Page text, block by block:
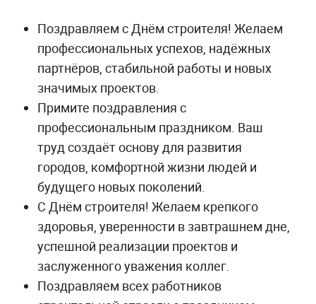
Поздравляем с Днём строителя! Желаем
профессиональных успехов, надёжных
партнёров, стабильной работы и новых
значимых проектов.
Примите поздравления с
профессиональным праздником. Ваш
труд создаёт основу для развития
городов, комфортной жизни людей и
будущего новых поколений.
С Днём строителя! Желаем крепкого
здоровья, уверенности в завтрашнем дне,
успешной реализации проектов и
заслуженного уважения коллег.
Поздравляем всех работников